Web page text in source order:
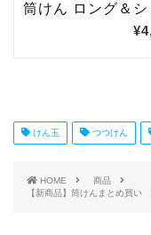
けん玉 つつけん
HOME
商品
【新商品】筒けんまとめ買い